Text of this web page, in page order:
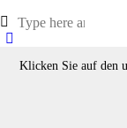
Klicken Sie auf den